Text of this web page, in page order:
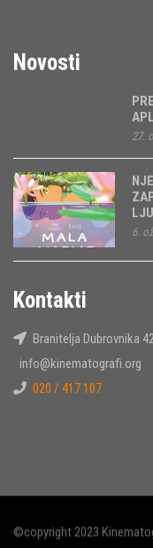
Novosti
27.
6.
Kontakti
Branitelja Dubrovnika 42
info@kinematografi.org
020 / 417 107
©copyright 2023